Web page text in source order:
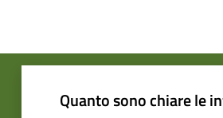
Quanto sono chiare le